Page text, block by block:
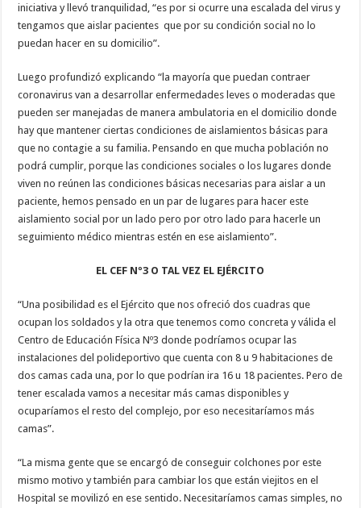
iniciativa y llevó tranquilidad, “es por si ocurre una escalada del virus y
tengamos que aislar pacientes que por su condición social no lo
puedan hacer en su domicilio”.
Luego profundizó explicando “la mayoría que puedan contraer
coronavirus van a desarrollar enfermedades leves o moderadas que
pueden ser manejadas de manera ambulatoria en el domicilio donde
hay que mantener ciertas condiciones de aislamientos básicas para
que no contagie a su familia. Pensando en que mucha población no
podrá cumplir, porque las condiciones sociales o los lugares donde
viven no reúnen las condiciones básicas necesarias para aislar a un
paciente, hemos pensado en un par de lugares para hacer este
aislamiento social por un lado pero por otro lado para hacerle un
seguimiento médico mientras estén en ese aislamiento”.
EL CEF Nº3 O TAL VEZ EL EJÉRCITO
“Una posibilidad es el Ejército que nos ofreció dos cuadras que
ocupan los soldados y la otra que tenemos como concreta y válida el
Centro de Educación Física Nº3 donde podríamos ocupar las
instalaciones del polideportivo que cuenta con 8 u 9 habitaciones de
dos camas cada una, por lo que podrían ira 16 u 18 pacientes. Pero de
tener escalada vamos a necesitar más camas disponibles y
ocuparíamos el resto del complejo, por eso necesitaríamos más
camas”.
“La misma gente que se encargó de conseguir colchones por este
mismo motivo y también para cambiar los que están viejitos en el
Hospital se movilizó en ese sentido. Necesitaríamos camas simples, no